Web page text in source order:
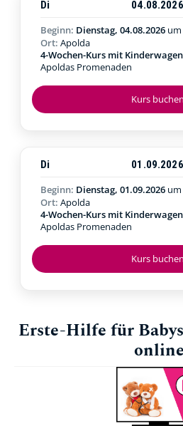
Kurs buchen
Di 04.08.2026
Beginn: Dienstag, 04.08.2026 um
Ort: Apolda
4-Wochen-Kurs mit
Apoldas Promenaden
Kurs buchen
Di 01.09.2026
Beginn: Dienstag, 01.09.2026 um
Ort: Apolda
4-Wochen-Kurs mit
Apoldas Promenaden
Erste-Hilfe für
online